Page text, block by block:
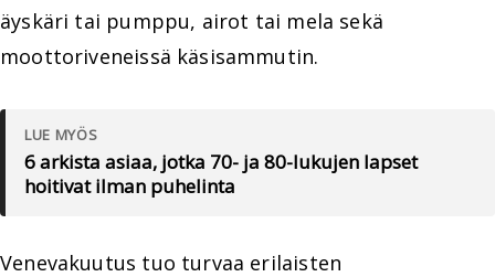
äyskäri tai pumppu, airot tai mela sekä
moottoriveneissä käsisammutin.
LUE MYÖS
6 arkista asiaa, jotka 70- ja 80-lukujen lapset
hoitivat ilman puhelinta
Venevakuutus tuo turvaa erilaisten